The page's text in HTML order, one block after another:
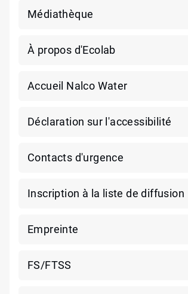
Médiathèque
À propos d'Ecolab
Accueil Nalco Water
Déclaration sur l'accessibilité
Contacts d'urgence
Inscription à la liste de diffusion
Empreinte
FS/FTSS